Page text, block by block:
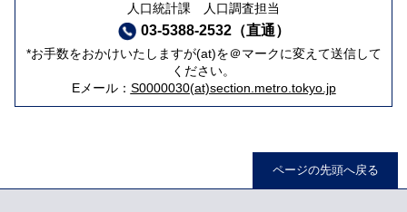
人口統計課 人口調査担当
03-5388-2532（直通）
*お手数をおかけいたしますが(at)を＠マークに変えて送信して
ください。
Eメール： S0000030(at)section.metro.tokyo.jp
ページの先頭へ戻る